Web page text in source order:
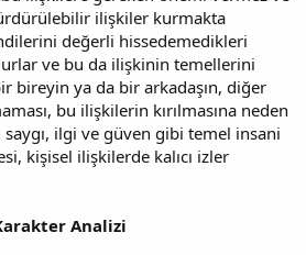
ilişkiler kurmakta
değerli hissedemedikleri
ve bu da ilişkinin temellerini
bireyin ya da bir arkadaşın, diğer
bu ilişkilerin kırılmasına neden
ilgi ve güven gibi temel insani
kişisel ilişkilerde kalıcı izler
Analizi